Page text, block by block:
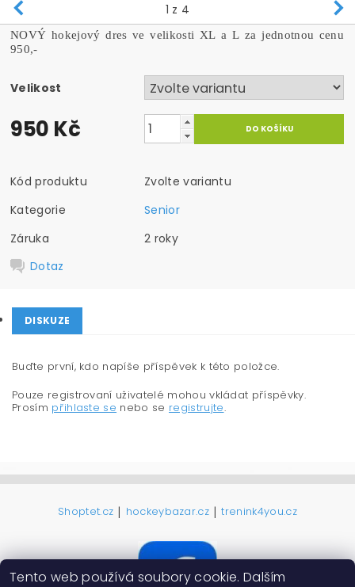
1 z 4
NOVÝ hokejový dres ve velikosti XL a L za jednotnou cenu
950,-
Velikost
950 Kč
Kód produktu
Zvolte variantu
Kategorie
Senior
Záruka
2 roky
Dotaz
DISKUZE
Buďte první, kdo napíše příspěvek k této položce.
Pouze registrovaní uživatelé mohou vkládat příspěvky.
Prosím přihlaste se nebo se registrujte.
Shoptet.cz | hockeybazar.cz | trenink4you.cz
Tento web používá soubory cookie. Dalším